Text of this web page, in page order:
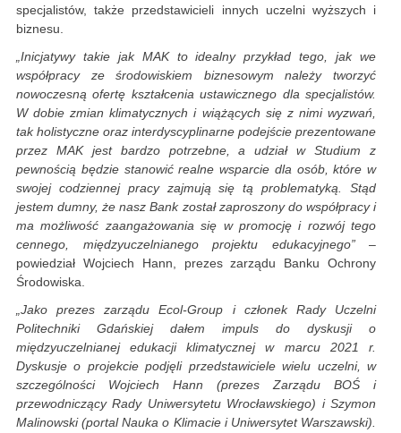
specjalistów, także przedstawicieli innych uczelni wyższych i
biznesu.
„Inicjatywy takie jak MAK to idealny przykład tego, jak we
współpracy ze środowiskiem biznesowym należy tworzyć
nowoczesną ofertę kształcenia ustawicznego dla specjalistów.
W dobie zmian klimatycznych i wiążących się z nimi wyzwań,
tak holistyczne oraz interdyscyplinarne podejście prezentowane
przez MAK jest bardzo potrzebne, a udział w Studium z
pewnością będzie stanowić realne wsparcie dla osób, które w
swojej codziennej pracy zajmują się tą problematyką. Stąd
jestem dumny, że nasz Bank został zaproszony do współpracy i
ma możliwość zaangażowania się w promocję i rozwój tego
cennego, międzyuczelnianego projektu edukacyjnego”–
powiedział Wojciech Hann, prezes zarządu Banku Ochrony
Środowiska.
„Jako prezes zarządu Ecol-Group i członek Rady Uczelni
Politechniki Gdańskiej dałem impuls do dyskusji o
międzyuczelnianej edukacji klimatycznej w marcu 2021 r.
Dyskusje o projekcie podjęli przedstawiciele wielu uczelni, w
szczególności Wojciech Hann (prezes Zarządu BOŚ i
przewodniczący Rady Uniwersytetu Wrocławskiego) i Szymon
Malinowski (portal Nauka o Klimacie i Uniwersytet Warszawski).